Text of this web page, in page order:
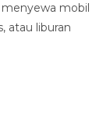
menyewa mobil
atau liburan